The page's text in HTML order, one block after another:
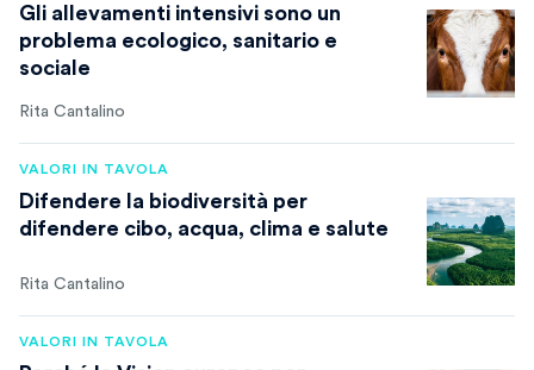
Gli allevamenti intensivi sono un
problema ecologico, sanitario e
sociale
Rita Cantalino
VALORI IN TAVOLA
Difendere la biodiversità per
difendere cibo, acqua, clima e salute
Rita Cantalino
VALORI IN TAVOLA